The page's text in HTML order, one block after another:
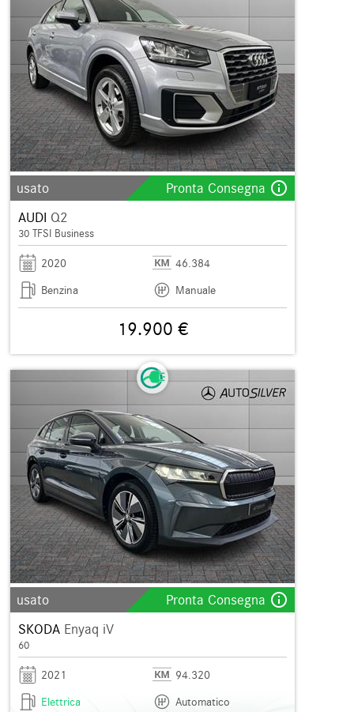
usato Pronta Consegna info_outline
AUDI Q2
30 TFSI Business
2020
46.384
Benzina
Manuale
19.900 €
usato Pronta Consegna info_outline
SKODA Enyaq iV
60
2021
94.320
Elettrica
Automatico